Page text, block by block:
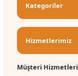
Kategoriler
Hizmetlerimiz
Müşteri Hizmetleri